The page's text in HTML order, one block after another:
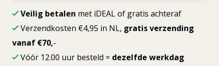
Veilig betalen met iDEAL of gratis achteraf
Verzendkosten €4,95 in NL, gratis verzending
vanaf €70,-
Vóór 12.00 uur besteld = dezelfde werkdag